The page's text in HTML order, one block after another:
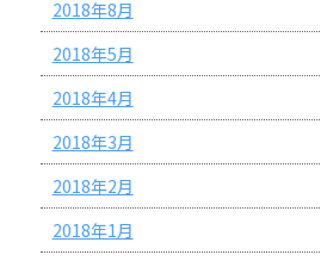
2018年8月
2018年5月
2018年4月
2018年3月
2018年2月
2018年1月